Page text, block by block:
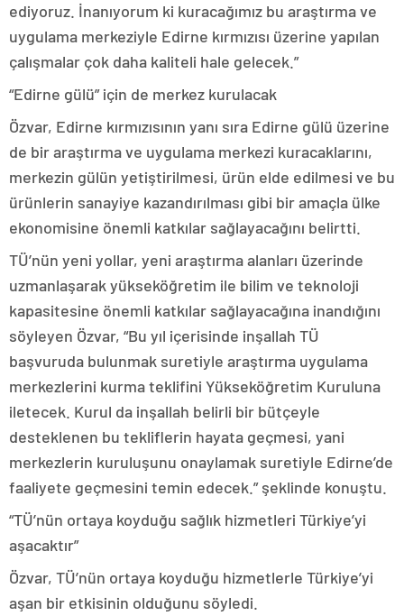
ediyoruz. İnanıyorum ki kuracağımız bu araştırma ve
uygulama merkeziyle Edirne kırmızısı üzerine yapılan
çalışmalar çok daha kaliteli hale gelecek.”
“Edirne gülü” için de merkez kurulacak
Özvar, Edirne kırmızısının yanı sıra Edirne gülü üzerine
de bir araştırma ve uygulama merkezi kuracaklarını,
merkezin gülün yetiştirilmesi, ürün elde edilmesi ve bu
ürünlerin sanayiye kazandırılması gibi bir amaçla ülke
ekonomisine önemli katkılar sağlayacağını belirtti.
TÜ’nün yeni yollar, yeni araştırma alanları üzerinde
uzmanlaşarak yükseköğretim ile bilim ve teknoloji
kapasitesine önemli katkılar sağlayacağına inandığını
söyleyen Özvar, “Bu yıl içerisinde inşallah TÜ
başvuruda bulunmak suretiyle araştırma uygulama
merkezlerini kurma teklifini Yükseköğretim Kuruluna
iletecek. Kurul da inşallah belirli bir bütçeyle
desteklenen bu tekliflerin hayata geçmesi, yani
merkezlerin kuruluşunu onaylamak suretiyle Edirne’de
faaliyete geçmesini temin edecek.” şeklinde konuştu.
“TÜ’nün ortaya koyduğu sağlık hizmetleri Türkiye’yi
aşacaktır”
Özvar, TÜ’nün ortaya koyduğu hizmetlerle Türkiye’yi
aşan bir etkisinin olduğunu söyledi.